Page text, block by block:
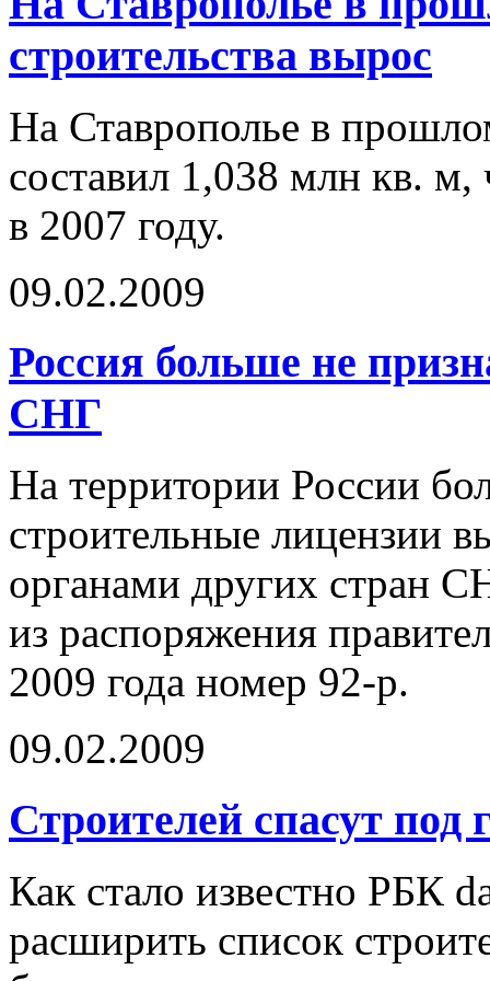
строительства вырос
На Ставрополье в
составил 1,038 млн кв.
в 2007 году.
09.02.2009
Россия больше не
СНГ
На территории России
строительные лицензии
органами других стран
из распоряжения
2009 года номер 92-р.
09.02.2009
Строителей спасут под
Как стало известно РБК
расширить список